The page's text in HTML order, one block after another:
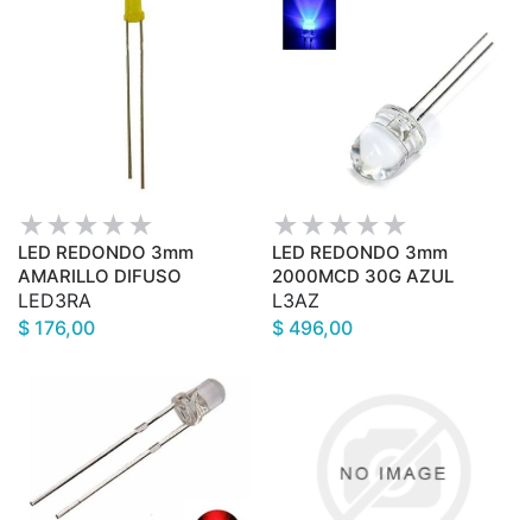
LED REDONDO 3mm
AMARILLO DIFUSO
LED3RA
$ 176,00
LED REDONDO 3mm
2000MCD 30G AZUL
L3AZ
$ 496,00